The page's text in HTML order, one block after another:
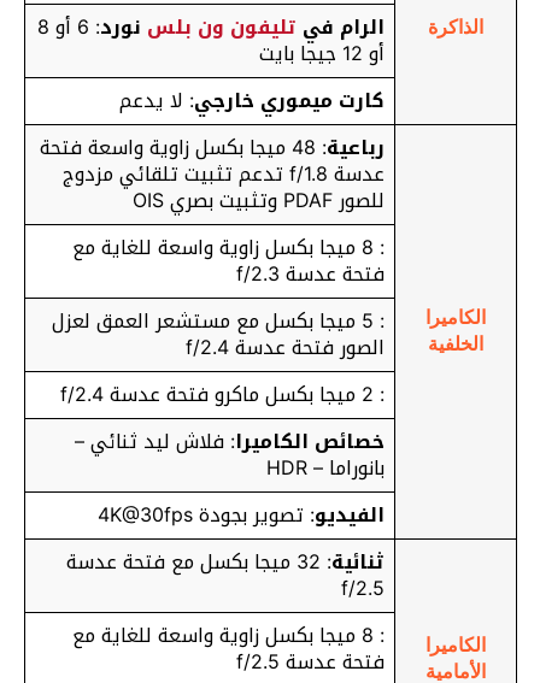
الذاكرة
الرام في تليفون ون بلس نورد : 6 أو 8
أو 12 جيجا بايت
كارت ميموري خارجي: لا يدعم
الكاميرا
الخلفية
رباعية : 48 ميجا بكسل زاوية واسعة فتحة
عدسة f/1.8 تدعم تثبيت تلقائي مزدوج
للصور PDAF وتثبيت بصري OIS
: 8 ميجا بكسل زاوية واسعة للغاية مع
فتحة عدسة f/2.3
: 5 ميجا بكسل مع مستشعر العمق لعزل
الصور فتحة عدسة f/2.4
: 2 ميجا بكسل ماكرو فتحة عدسة f/2.4
خصائص الكاميرا: فلاش ليد ثنائي –
بانوراما – HDR
الفيديو: تصوير بجودة 4K@30fps
الكاميرا
الأمامية
ثنائية : 32 ميجا بكسل مع فتحة عدسة
f/2.5
: 8 ميجا بكسل زاوية واسعة للغاية مع
فتحة عدسة f/2.5